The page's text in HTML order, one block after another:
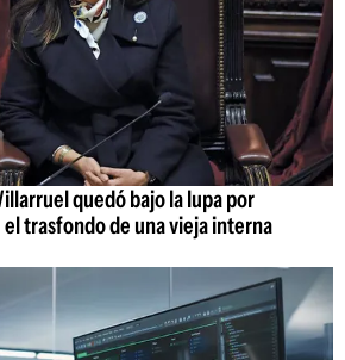
quedó bajo la lupa por
trasfondo de una vieja interna